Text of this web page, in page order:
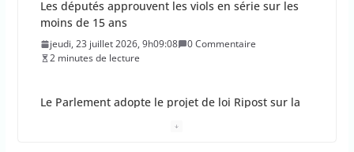
sécurité du quotidien
mercredi, 22 juillet 2026, 12h12:27
2 minutes de lecture
font-elles être réduites ?
mercredi, 22 juillet 2026, 11h11:26